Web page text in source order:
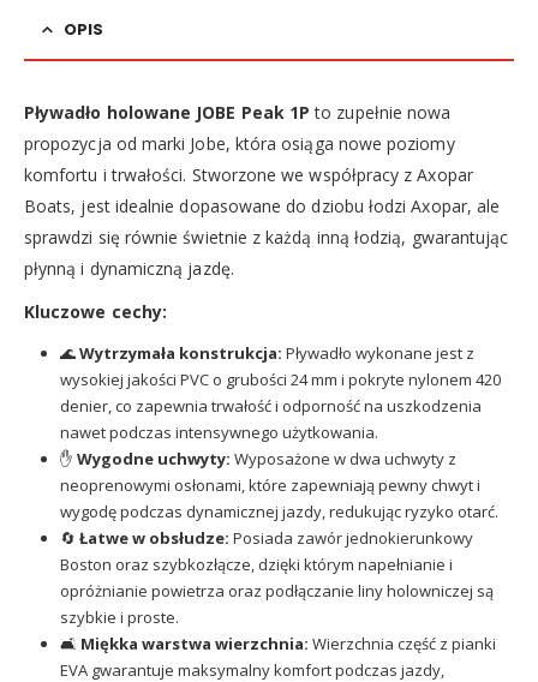
OPIS
Pływadło holowane JOBE Peak 1P to zupełnie nowa
propozycja od marki Jobe, która osiąga nowe poziomy
komfortu i trwałości. Stworzone we współpracy z Axopar
Boats, jest idealnie dopasowane do dziobu łodzi Axopar, ale
sprawdzi się równie świetnie z każdą inną łodzią, gwarantując
płynną i dynamiczną jazdę.
Kluczowe cechy:
🌊Wytrzymała konstrukcja: Pływadło wykonane jest z
wysokiej jakości PVC o grubości 24 mm i pokryte nylonem 420
denier, co zapewnia trwałość i odporność na uszkodzenia
nawet podczas intensywnego użytkowania.
✋ Wygodne uchwyty: Wyposażone w dwa uchwyty z
neoprenowymi osłonami, które zapewniają pewny chwyt i
wygodę podczas dynamicznej jazdy, redukując ryzyko otarć.
🔄 Łatwe w obsłudze: Posiada zawór jednokierunkowy
Boston oraz szybkozłącze, dzięki którym napełnianie i
opróżnianie powietrza oraz podłączanie liny holowniczej są
szybkie i proste.
🛋️ Miękka warstwa wierzchnia: Wierzchnia część z pianki
EVA gwarantuje maksymalny komfort podczas jazdy,